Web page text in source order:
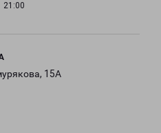
21:00
15А